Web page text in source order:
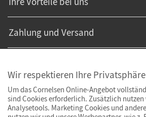
Zahlung und Versand
Wir respektieren Ihre Privatsphäre
Um das Cornelsen Online-Angebot
sind Cookies erforderlich. Zusätzlich
Analysetools. Marketing Cookies und